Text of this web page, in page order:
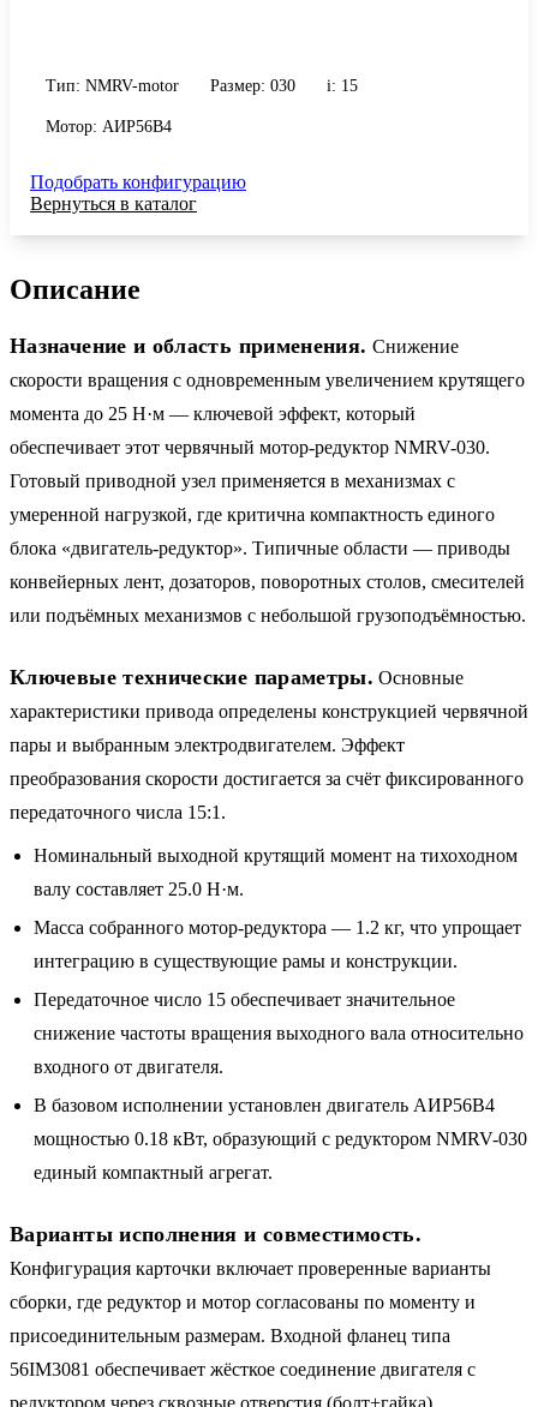
Тип: NMRV-motor Размер: 030 i: 15
Мотор: АИР56B4
Подобрать конфигурацию
Вернуться в каталог
Описание
Назначение и область применения. Снижение
скорости вращения с одновременным увеличением крутящего
момента до 25 Н·м — ключевой эффект, который
обеспечивает этот червячный мотор-редуктор NMRV-030.
Готовый приводной узел применяется в механизмах с
умеренной нагрузкой, где критична компактность единого
блока «двигатель-редуктор». Типичные области — приводы
конвейерных лент, дозаторов, поворотных столов, смесителей
или подъёмных механизмов с небольшой грузоподъёмностью.
Ключевые технические параметры. Основные
характеристики привода определены конструкцией червячной
пары и выбранным электродвигателем. Эффект
преобразования скорости достигается за счёт фиксированного
передаточного числа 15:1.
Номинальный выходной крутящий момент на тихоходном
валу составляет 25.0 Н·м.
Масса собранного мотор-редуктора — 1.2 кг, что упрощает
интеграцию в существующие рамы и конструкции.
Передаточное число 15 обеспечивает значительное
снижение частоты вращения выходного вала относительно
входного от двигателя.
В базовом исполнении установлен двигатель АИР56B4
мощностью 0.18 кВт, образующий с редуктором NMRV-030
единый компактный агрегат.
Варианты исполнения и совместимость.
Конфигурация карточки включает проверенные варианты
сборки, где редуктор и мотор согласованы по моменту и
присоединительным размерам. Входной фланец типа
56IM3081 обеспечивает жёсткое соединение двигателя с
редуктором через сквозные отверстия (болт+гайка).